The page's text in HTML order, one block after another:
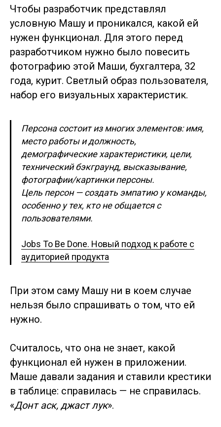
Чтобы разработчик представлял
условную Машу и проникался, какой ей
нужен функционал. Для этого перед
разработчиком нужно было повесить
фотографию этой Маши, бухгалтера, 32
года, курит. Светлый образ пользователя,
набор его визуальных характеристик.
Персона состоит из многих элементов: имя,
место работы и должность,
демографические характеристики, цели,
технический бэкграунд, высказывание,
фотографии/картинки персоны.
Цель персон — создать эмпатию у команды,
особенно у тех, кто не общается с
пользователями.
Jobs To Be Done. Новый подход к работе с
аудиторией продукта
При этом саму Машу ни в коем случае
нельзя было спрашивать о том, что ей
нужно.
Считалось, что она не знает, какой
функционал ей нужен в приложении.
Маше давали задания и ставили крестики
в таблице: справилась — не справилась.
«Донт аск, джаст лук».